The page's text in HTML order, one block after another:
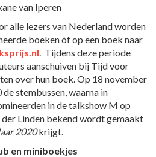
van Iperen
alle lezers van Nederland worden
boeken óf op een boek naar
. Tijdens deze periode
aanschuiven bij Tijd voor
over hun boek. Op 18 november
de stembussen, waarna in
in de talkshow M op
Linden bekend wordt gemaakt
2020krijgt.
en miniboekjes